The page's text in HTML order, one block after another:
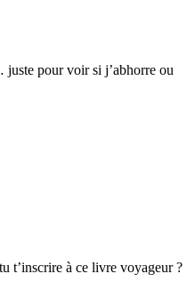
pour voir si j’abhorre ou
t’inscrire à ce livre voyageur ?